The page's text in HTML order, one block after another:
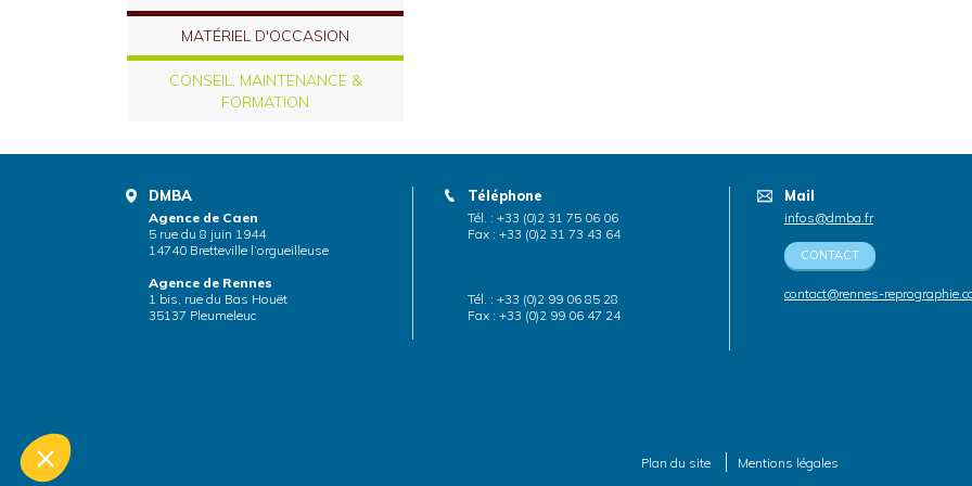
MATÉRIEL D'OCCASION
CONSEIL, MAINTENANCE &
FORMATION
DMBA
Agence de Caen
5 rue du 8 juin 1944
14740 Bretteville l’orgueilleuse
Agence de Rennes
1 bis, rue du Bas Houët
35137 Pleumeleuc
Téléphone
Tél. : +33 (0)2 31 75 06 06
Fax : +33 (0)2 31 73 43 64
Tél. : +33 (0)2 99 06 85 28
Fax : +33 (0)2 99 06 47 24
Mail
infos@dmba.fr
CONTACT
contact@rennes-
Plan du site Mentions légales